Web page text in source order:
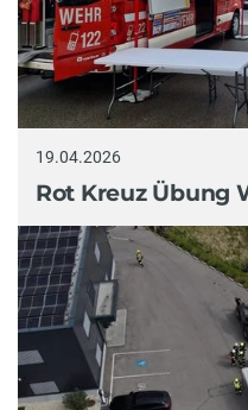
19.04.2026
Rot Kreuz Übung